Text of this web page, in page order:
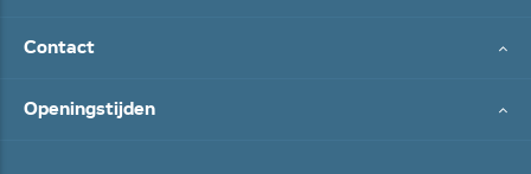
Contact
Openingstijden